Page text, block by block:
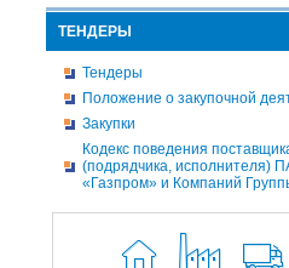
ТЕНДЕРЫ
Тендеры
Положение о закупочной
Закупки
Кодекс поведения
(подрядчика, исполнителя)
«Газпром» и Компаний